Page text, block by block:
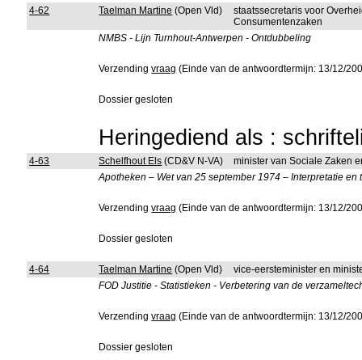
4-62 Taelman Martine (Open Vld)
staatssecretaris voor
Consumentenzaken
NMBS - Lijn Turnhout-Antwerpen - Ontdubbeling
Verzendingvraag (Einde van de antwoordtermijn: 13/12/
Dossier gesloten
Heringediend als :
4-63 Schelfhout Els (CD&V N-VA)
minister van Sociale Zaken
Apotheken – Wet van 25 september 1974 – Interpretatie
Verzendingvraag (Einde van de antwoordtermijn: 13/12/
Dossier gesloten
4-64 Taelman Martine (Open Vld)
vice-eersteminister en
FOD Justitie - Statistieken - Verbetering van de
Verzendingvraag (Einde van de antwoordtermijn: 13/12/
Dossier gesloten